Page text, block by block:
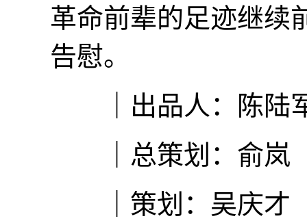
革命前辈的足迹继续
告慰。
｜出品人：陈陆
｜总策划：俞岚
｜策划：吴庆才